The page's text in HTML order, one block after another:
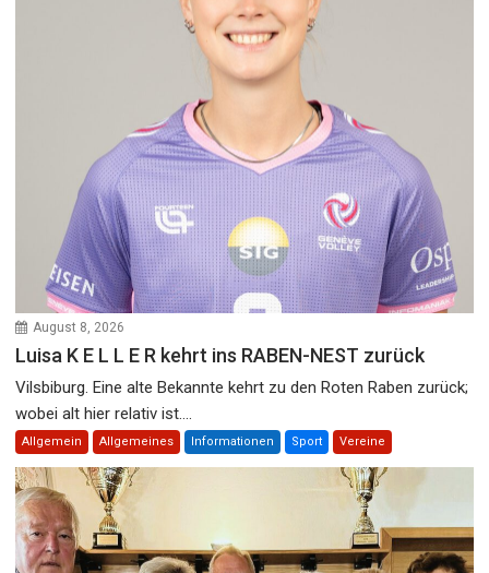
August 8, 2026
Luisa K E L L E R kehrt ins RABEN-NEST zurück
Vilsbiburg. Eine alte Bekannte kehrt zu den Roten Raben zurück;
wobei alt hier relativ ist....
Allgemein Allgemeines Informationen Sport Vereine